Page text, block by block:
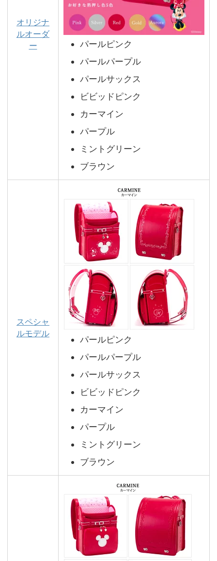
オリジナ
ルオーダ
ー
パールピンク
パールパープル
パールサックス
ビビッドピンク
カーマイン
パープル
ミントグリーン
ブラウン
スペシャ
ルモデル
パールピンク
パールパープル
パールサックス
ビビッドピンク
カーマイン
パープル
ミントグリーン
ブラウン